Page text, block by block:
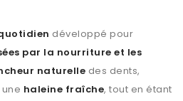
développé pour
par la nourriture et les
naturelle des dents,
haleine fraîche, tout en étant